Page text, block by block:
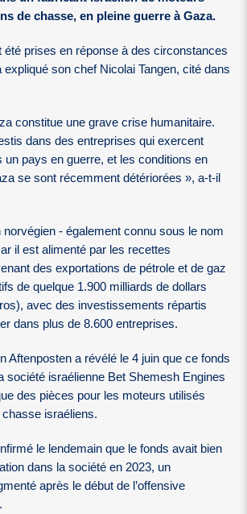
de chasse, en pleine guerre à Gaza.
été prises en réponse à des circonstances
expliqué son chef Nicolai Tangen, cité dans
constitue une grave crise humanitaire.
dans des entreprises qui exercent
un pays en guerre, et les conditions en
se sont récemment détériorées », a-t-il
norvégien - également connu sous le nom
il est alimenté par les recettes
des exportations de pétrole et de gaz
de quelque 1.900 milliards de dollars
avec des investissements répartis
dans plus de 8.600 entreprises.
Aftenposten a révélé le 4 juin que ce fonds
société israélienne Bet Shemesh Engines
des pièces pour les moteurs utilisés
israéliens.
le lendemain que le fonds avait bien
dans la société en 2023, un
après le début de l’offensive